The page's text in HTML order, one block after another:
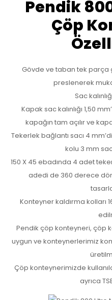
Pendik
Çöp
Gövde ve taban tek parça
preslenerek
Sac
Kapak sac kalınlığı 1,50
kapağın tam açılır ve
Tekerlek bağlantı sacı 4
kolu 3 mm
150 X 45 ebadında 4 adet
adedi de 360 derece
Konteyner kaldırma kolları
Pendik çöp konteyneri, çöp
uygun ve konteynerlerimiz
Çöp konteynerimizde
ayrıca